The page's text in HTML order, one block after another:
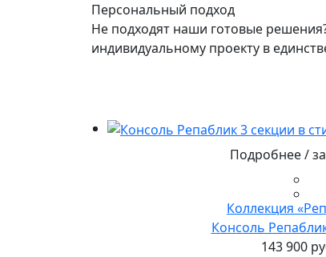
Персональный подход
Не подходят наши готовые
индивидуальному проекту в
Подробнее /
Коллекция
Консоль
143 900